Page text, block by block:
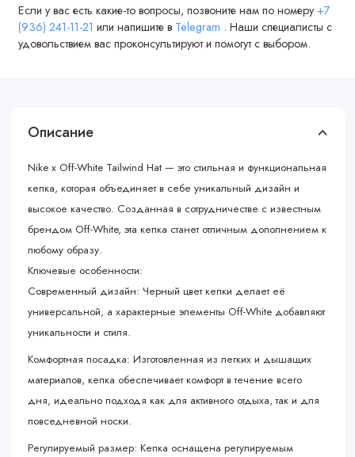
Если у вас есть какие-то вопросы, позвоните нам по номеру +7
(936) 241-11-21 или напишите в Telegram . Наши специалисты с
удовольствием вас проконсультируют и помогут с выбором.
Описание
Nike x Off-White Tailwind Hat — это стильная и функциональная
кепка, которая объединяет в себе уникальный дизайн и
высокое качество. Созданная в сотрудничестве с известным
брендом Off-White, эта кепка станет отличным дополнением к
любому образу.
Ключевые особенности:
Современный дизайн: Черный цвет кепки делает её
универсальной, а характерные элементы Off-White добавляют
уникальности и стиля.
Комфортная посадка: Изготовленная из легких и дышащих
материалов, кепка обеспечивает комфорт в течение всего
дня, идеально подходя как для активного отдыха, так и для
повседневной носки.
Регулируемый размер: Кепка оснащена регулируемым